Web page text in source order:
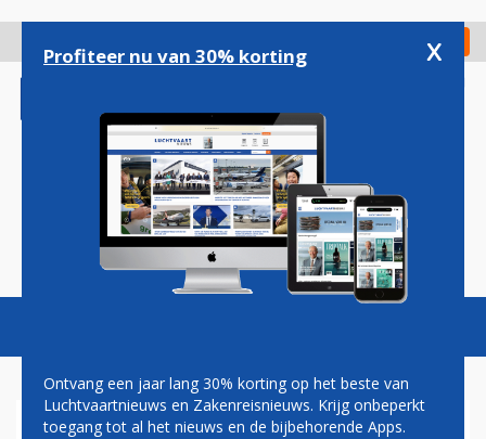
gaan
Check in
Magazine Podcasts Vacatures
Profiteer nu van 30% korting x
Ontvang een jaar lang 30% korting op het beste van
Luchtvaartnieuws en Zakenreisnieuws. Krijg onbeperkt
toegang tot al het nieuws en de bijbehorende Apps.